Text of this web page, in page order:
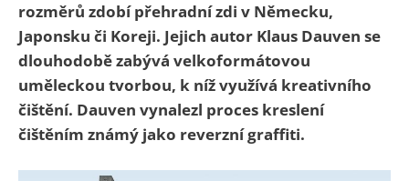
rozměrů zdobí přehradní zdi v Německu,
Japonsku či Koreji. Jejich autor Klaus Dauven se
dlouhodobě zabývá velkoformátovou
uměleckou tvorbou, k níž využívá kreativního
čištění. Dauven vynalezl proces kreslení
čištěním známý jako reverzní graffiti.